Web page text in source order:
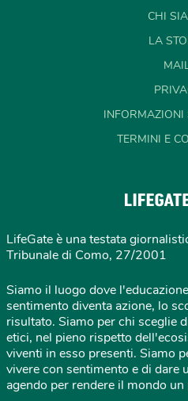
CHI
LA
INFORMAZIONI
TERMINI E
LifeGate è una testata
Tribunale di Como, 27/2001
Siamo il luogo dove
sentimento diventa azione, lo
risultato. Siamo per chi sceglie
etici, nel pieno rispetto
viventi in esso presenti. Siamo
vivere con sentimento e di dare
agendo per rendere il mondo